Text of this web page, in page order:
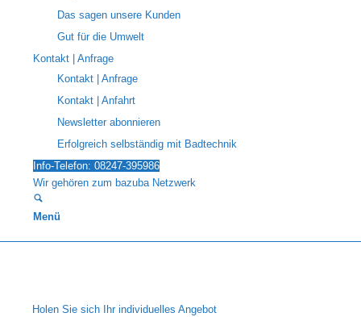
Das sagen unsere Kunden
Gut für die Umwelt
Kontakt | Anfrage
Kontakt | Anfrage
Kontakt | Anfahrt
Newsletter abonnieren
Erfolgreich selbständig mit Badtechnik
Info-Telefon: 08247-395986
Wir gehören zum bazuba Netzwerk
Menü
Holen Sie sich Ihr individuelles Angebot